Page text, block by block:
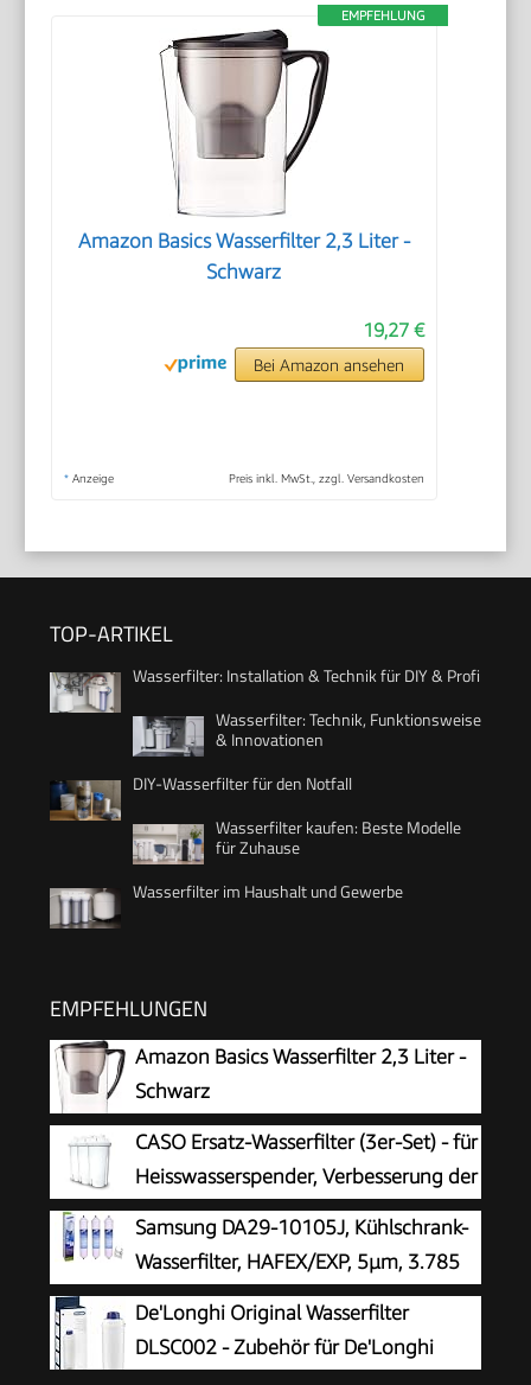
EMPFEHLUNG
Amazon Basics Wasserfilter 2,3 Liter -
Schwarz
19,27 €
Bei Amazon ansehen
* Anzeige Preis inkl. MwSt., zzgl. Versandkosten
TOP-ARTIKEL
Wasserfilter: Installation & Technik für DIY & Profi
Wasserfilter: Technik, Funktionsweise
& Innovationen
DIY-Wasserfilter für den Notfall
Wasserfilter kaufen: Beste Modelle
für Zuhause
Wasserfilter im Haushalt und Gewerbe
EMPFEHLUNGEN
Amazon Basics Wasserfilter 2,3 Liter -
Schwarz
CASO Ersatz-Wasserfilter (3er-Set) - für
Heisswasserspender, Verbesserung der
Wasserqualität, Reduzierung von Kalk,
Chlor und Schadstoffen, 5-schichtiges
Filtrationsprinzip
Samsung DA29-10105J, Kühlschrank-
Wasserfilter, HAFEX/EXP, 5µm, 3.785
Liter, 6 Monate
De'Longhi Original Wasserfilter
DLSC002 - Zubehör für De'Longhi